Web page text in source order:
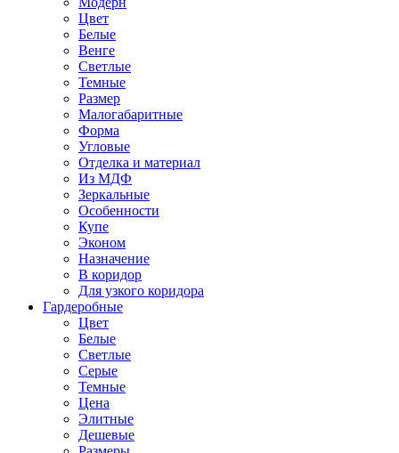
Цвет
Белые
Венге
Светлые
Темные
Размер
Малогабаритные
Форма
Угловые
Отделка и материал
Из МДФ
Зеркальные
Особенности
Купе
Эконом
Назначение
В коридор
Для узкого коридора
Гардеробные
Цвет
Белые
Светлые
Серые
Темные
Цена
Элитные
Дешевые